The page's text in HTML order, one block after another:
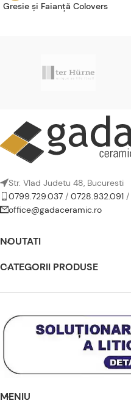
Gresie și Faianță Colovers
Str. Vlad Judetu 48, Bucuresti
0799.729.037 / 0728.932.091 /
office@gadaceramic.ro
NOUTATI
CATEGORII PRODUSE
MENIU